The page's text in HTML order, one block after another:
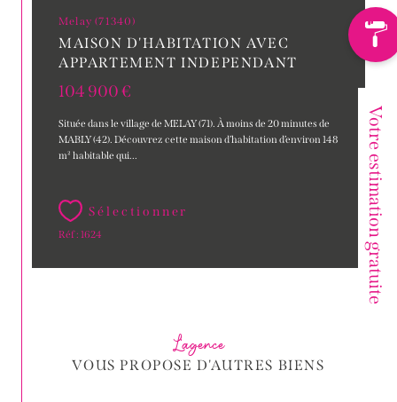
Votre estimation gratuite
Melay (71340)
MAISON D'HABITATION AVEC
APPARTEMENT INDEPENDANT
104 900 €
Située dans le village de MELAY (71). À moins de 20 minutes de
MABLY (42). Découvrez cette maison d’habitation d’environ 148
m² habitable qui...
Sélectionner
Réf : 1624
L'agence
VOUS PROPOSE D'AUTRES BIENS